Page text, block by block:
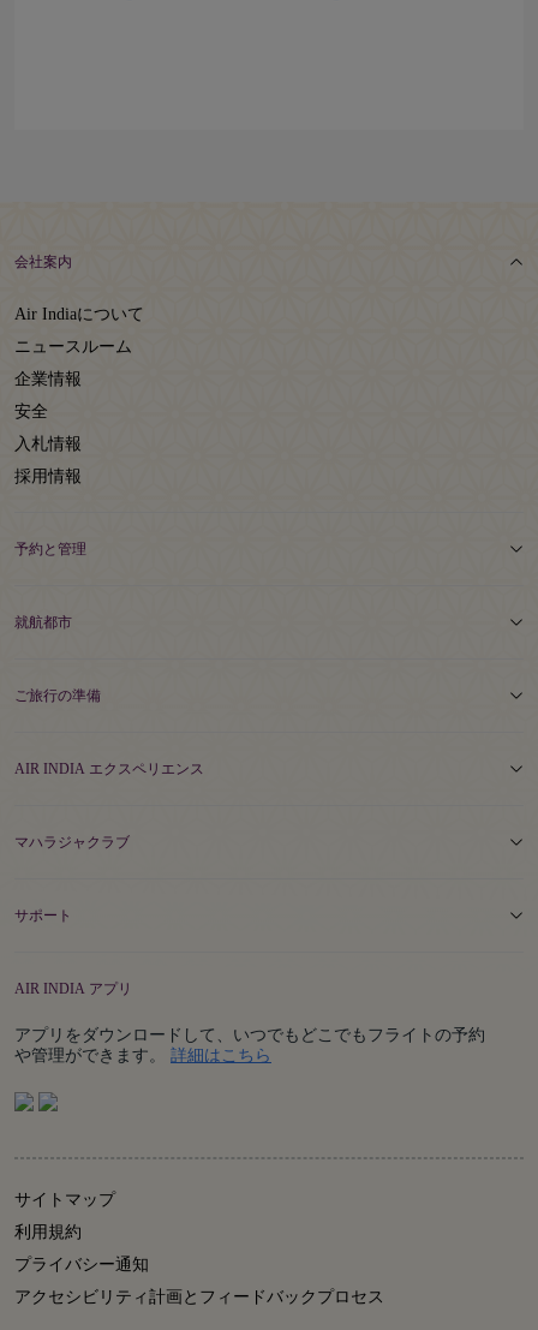
会社案内
Air Indiaについて
ニュースルーム
企業情報
安全
入札情報
採用情報
予約と管理
就航都市
ご旅行の準備
AIR INDIA エクスペリエンス
マハラジャクラブ
サポート
AIR INDIA アプリ
アプリをダウンロードして、いつでもどこでもフライトの予約
や管理ができます。 詳細はこちら
サイトマップ
利用規約
プライバシー通知
アクセシビリティ計画とフィードバックプロセス